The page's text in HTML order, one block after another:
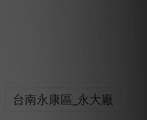
台南永康區_永大廠